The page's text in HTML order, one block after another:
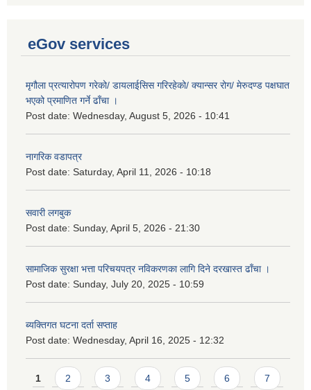
eGov services
मृगौला प्रत्यारोपण गरेको/ डायलाईसिस गरिरहेको/ क्यान्सर रोग/ मेरुदण्ड पक्षघात
भएको प्रमाणित गर्ने ढाँचा ।
Post date: Wednesday, August 5, 2026 - 10:41
नागरिक वडापत्र
Post date: Saturday, April 11, 2026 - 10:18
सवारी लगबुक
Post date: Sunday, April 5, 2026 - 21:30
सामाजिक सुरक्षा भत्ता परिचयपत्र नविकरणका लागि दिने दरखास्त ढाँचा ।
Post date: Sunday, July 20, 2025 - 10:59
ब्यक्तिगत घटना दर्ता सप्ताह
Post date: Wednesday, April 16, 2025 - 12:32
Pages
1 2 3 4 5 6 7